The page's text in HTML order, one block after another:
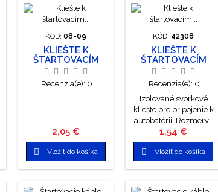
KÓD: 08-09
KLIEŠTE K
ŠTARTOVACÍM
KÁBLOM 0-400A
Recenzia(e): 0
Cena
2,05 €
 Vložiť do košíka
KÓD: 42308
KLIEŠTE K
ŠTARTOVACÍM
KÁBLOM 80A 2KS
Recenzia(e): 0
Izolované svorkové
kliešte pre pripojenie k
autobatérii. Rozmery:
dĺžka: 10 cm šírka: 1,4
cm
Cena
1,54 €
 Vložiť do košíka